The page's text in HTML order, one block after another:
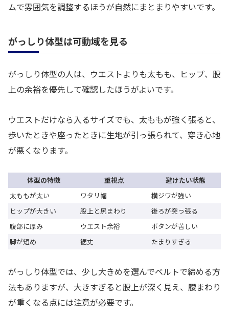
ムで雰囲気を調整するほうが自然にまとまりやすいです。
がっしり体型は可動域を見る
がっしり体型の人は、ウエストよりも太もも、ヒップ、股
上の余裕を優先して確認したほうがよいです。
ウエストだけなら入るサイズでも、太ももが強く張ると、
歩いたときや座ったときに生地が引っ張られて、穿き心地
が悪くなります。
体型の特徴 重視点
避けたい状態
太ももが太い
ワタリ幅
横ジワが強い
ヒップが大きい
股上と尻まわり
後ろが突っ張る
腹部に厚み
ウエスト余裕
ボタンが苦しい
脚が短め
裾丈 たまりすぎる
がっしり体型では、少し大きめを選んでベルトで締める方
法もありますが、大きすぎると股上が深く見え、腰まわり
が重くなる点には注意が必要です。